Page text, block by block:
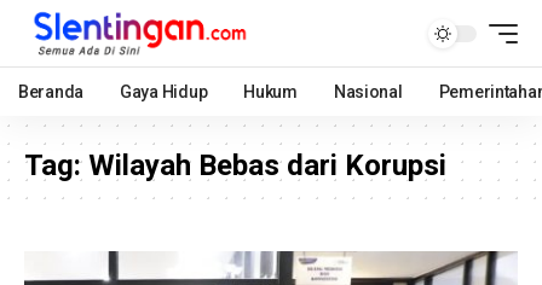
Beranda Gaya Hidup Hukum Nasional
Tag:Wilayah Bebas dari Korupsi